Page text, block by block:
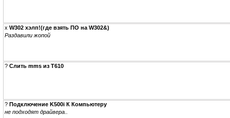
x W302 хэлп!(где взять ПО на W302&)
Раздавили жопой
? Слить mms из T610
? Подключение K500i К Компьютеру
не подходят драйвера..